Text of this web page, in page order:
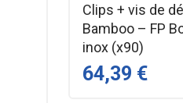
Clips + vis de
Bamboo – FP
inox (x90)
64,39 €